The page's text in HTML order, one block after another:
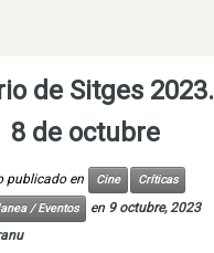
de Sitges 2023.
8 de octubre
publicado en Cine
Críticas
/ Eventos
en 9 octubre, 2023